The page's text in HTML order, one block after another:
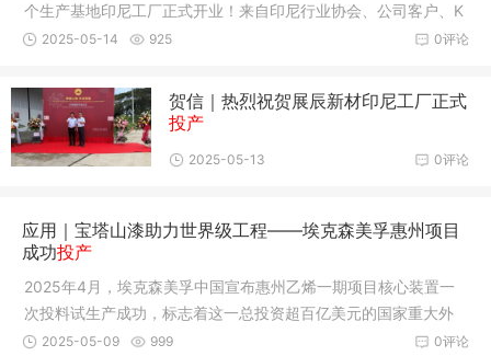
个生产基地印尼工厂正式开业！来自印尼行业协会、公司客户、K
awasan工业园等各界嘉宾，与展辰集团、印尼公司领导及全体员
0评论
2025-05-14 925
贺信｜热烈祝贺展辰新材印尼工厂正式
投产
0评论
2025-05-13
应用｜宝塔山漆助力世界级工程——埃克森美孚惠州项目
成功投产
2025年4月，埃克森美孚中国宣布惠州乙烯一期项目核心装置一
次投料试生产成功，标志着这一总投资超百亿美元的国家重大外
资项目正式迈入投产阶段。
0评论
2025-05-09 999